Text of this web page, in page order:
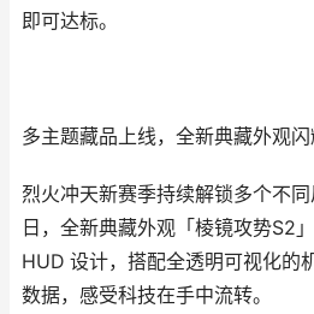
即可达标。
多主题藏品上线，全新典藏外观
烈火冲天新赛季持续解锁多个不
日，全新典藏外观「棱镜攻势S2
HUD 设计，搭配全透明可视化的
数据，感受科技在手中流转。